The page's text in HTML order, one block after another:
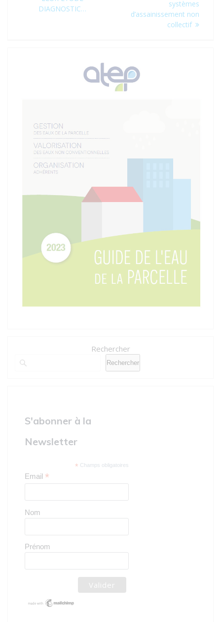
DIAGNOSTIC…
systèmes
d’assainissement non
collectif
Rechercher
Rechercher
S'abonner à la
Newsletter
* Champs obligatoires
Email *
Nom
Prénom